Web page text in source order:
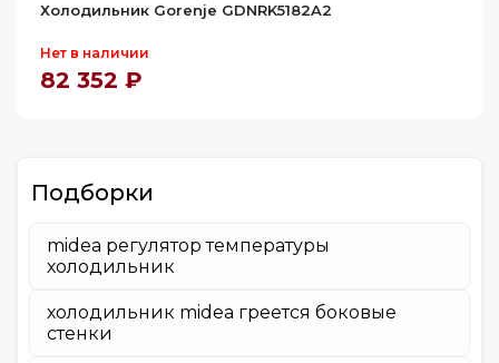
Холодильник Gorenje GDNRK5182A2
Нет в наличии
82 352 ₽
Подборки
midea регулятор температуры
холодильник
холодильник midea греется боковые
стенки